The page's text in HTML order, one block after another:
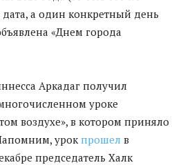
а один конкретный день
«Днем города
Аркадаг получил
уроке
воздухе», в котором приняло
урок прошел в
председатель Халк